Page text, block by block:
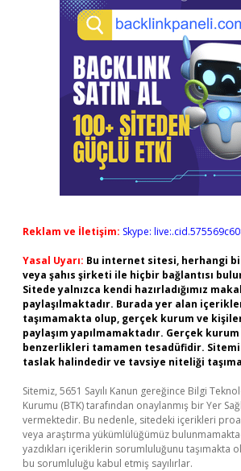
Reklam ve İletişim: Skype:
Yasal Uyarı: Bu internet sitesi, herhangi
veya şahıs şirketi ile hiçbir bağlantısı
Sitede yalnızca kendi hazırladığımız
paylaşılmaktadır. Burada yer alan
taşımamakta olup, gerçek kurum ve
paylaşım yapılmamaktadır. Gerçek
benzerlikleri tamamen tesadüfidir.
taslak halindedir ve tavsiye niteliği
Sitemiz, 5651 Sayılı Kanun gereğince Bilgi
Kurumu (BTK) tarafından onaylanmış bir Yer
vermektedir. Bu nedenle, sitedeki içerikleri
veya araştırma yükümlülüğümüz
yazdıkları içeriklerin sorumluluğunu taşımakta
bu sorumluluğu kabul etmiş sayılırlar.